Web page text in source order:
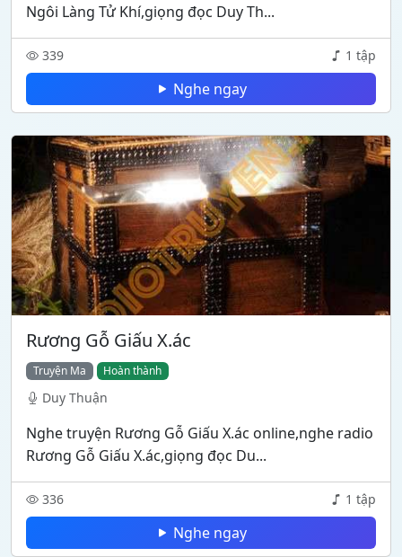
Ngôi Làng Tử Khí,giọng đọc Duy Th...
339 1 tập
Nghe ngay
Rương Gỗ Giấu X.ác
Truyện Ma Hoàn thành
Duy Thuận
Nghe truyện Rương Gỗ Giấu X.ác online,nghe radio
Rương Gỗ Giấu X.ác,giọng đọc Du...
336 1 tập
Nghe ngay